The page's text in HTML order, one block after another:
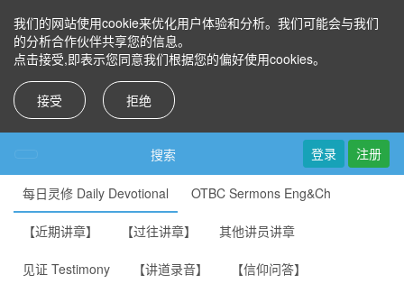
我们的网站使用cookie来优化用户体验和分析。我们可能会与我们
的分析合作伙伴共享您的信息。
点击接受,即表示您同意我们根据您的偏好使用cookies。
接受 拒绝
搜索 登录 注册
每日灵修 Daily Devotional OTBC Sermons Eng&Ch
【近期讲章】 【过往讲章】 其他讲员讲章
见证 Testimony 【讲道录音】 【信仰问答】